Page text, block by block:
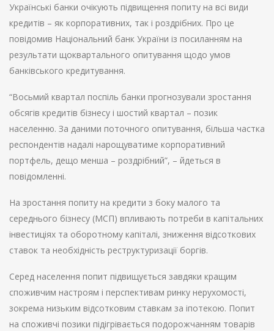
Українські банки очікують підвищення попиту на всі види
кредитів – як корпоративних, так і роздрібних. Про це
повідомив Національний банк України із посиланням на
результати щоквартального опитування щодо умов
банківського кредитування.
“Восьмий квартал поспіль банки прогнозували зростання
обсягів кредитів бізнесу і шостий квартал – позик
населенню. За даними поточного опитування, більша частка
респондентів надалі нарощуватиме корпоративний
портфель, дещо менша – роздрібний”, – йдеться в
повідомленні.
На зростання попиту на кредити з боку малого та
середнього бізнесу (МСП) впливають потреби в капітальних
інвестиціях та оборотному капіталі, зниження відсоткових
ставок та необхідність реструктуризації боргів.
Серед населення попит підвищується завдяки кращим
споживчим настроям і перспективам ринку нерухомості,
зокрема низьким відсотковим ставкам за іпотекою. Попит
на споживчі позики підігрівається подорожчанням товарів